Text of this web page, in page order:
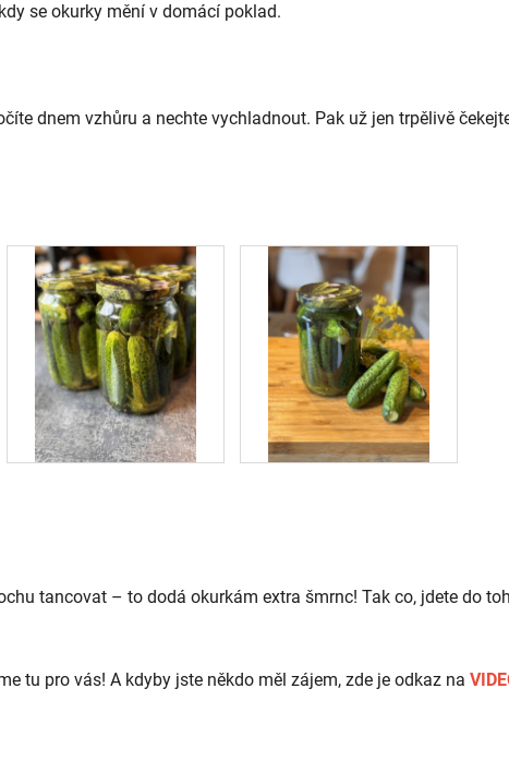
se okurky mění v domácí poklad.
dnem vzhůru a nechte vychladnout. Pak už jen trpělivě
tancovat – to dodá okurkám extra šmrnc! Tak co, jdete do
tu pro vás! A kdyby jste někdo měl zájem, zde je odkaz na